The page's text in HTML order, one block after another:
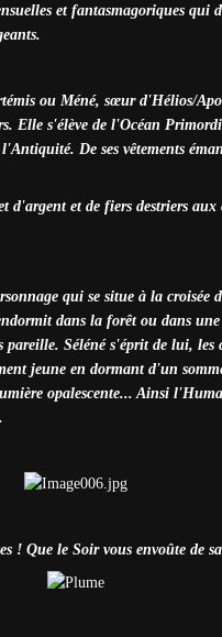
et fantasmagoriques qui
ou Méné, sœur d'Hélios/
Elle s'élève de l'Océan
De ses vêtements
d'argent et de fiers destriers
qui se situe à la croisée
dans la forêt ou dans
pareille. Séléné s'éprit de lui, les
jeune en dormant d'un
opalescente... Ainsi
! Que le Soir vous envoûte de